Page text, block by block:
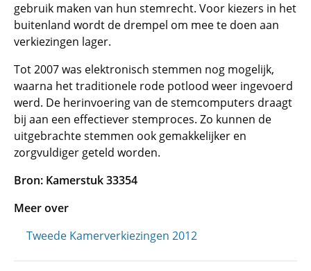
gebruik maken van hun stemrecht. Voor kiezers in het
buitenland wordt de drempel om mee te doen aan
verkiezingen lager.
Tot 2007 was elektronisch stemmen nog mogelijk,
waarna het traditionele rode potlood weer ingevoerd
werd. De herinvoering van de stemcomputers draagt
bij aan een effectiever stemproces. Zo kunnen de
uitgebrachte stemmen ook gemakkelijker en
zorgvuldiger geteld worden.
Bron: Kamerstuk 33354
Meer over
Tweede Kamerverkiezingen 2012